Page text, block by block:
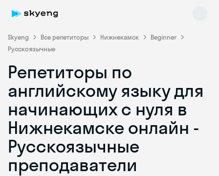
Skyeng Все репетиторы Нижнекамск
Beginner
Русскоязычные
Репетиторы по
английскому языку для
начинающих с нуля в
Нижнекамске онлайн -
Русскоязычные
преподаватели
Skyeng Chat